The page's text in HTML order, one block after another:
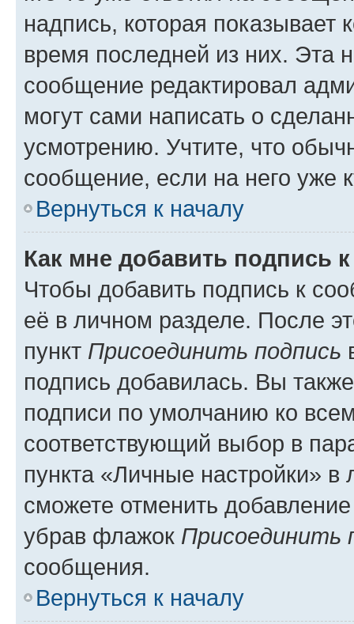
надпись, которая показывает
время последней из них. Эта
сообщение редактировал
могут сами написать о
усмотрению. Учтите, что
сообщение, если на него уже
Вернуться к началу
Как мне добавить подпись
Чтобы добавить подпись к
её в личном разделе. После
пункт Присоединить подпись
подпись добавилась. Вы
подписи по умолчанию ко
соответствующий выбор в
пункта «Личные настройки»
сможете отменить
убрав флажок Присоединить
сообщения.
Вернуться к началу